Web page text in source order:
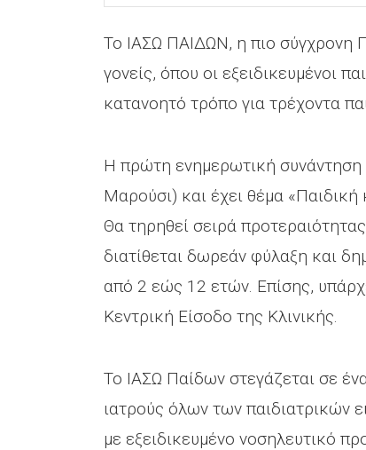
Το ΙΑΣΩ ΠΑΙΔΩΝ, η πιo σύγχρονη
γονείς, όπου οι εξειδικευμένοι
κατανοητό τρόπο για τρέχοντα
Η πρώτη ενημερωτική συνάντηση
Μαρούσι) και έχει θέμα
Θα τηρηθεί σειρά
διατίθεται δωρεάν φύλαξη και
από 2 εώς 12 ετών. Επίσης,
Κεντρική Είσοδο της Κλινικής.
Το ΙΑΣΩ Παίδων στεγάζεται σε
ιατρούς όλων των παιδιατρικών
με εξειδικευμένο νοσηλευτικό